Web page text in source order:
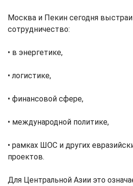
Москва и Пекин сегодня
сотрудничество:
• в энергетике,
• логистике,
• финансовой сфере,
• международной политике,
• рамках ШОС и других
проектов.
Для Центральной Азии это